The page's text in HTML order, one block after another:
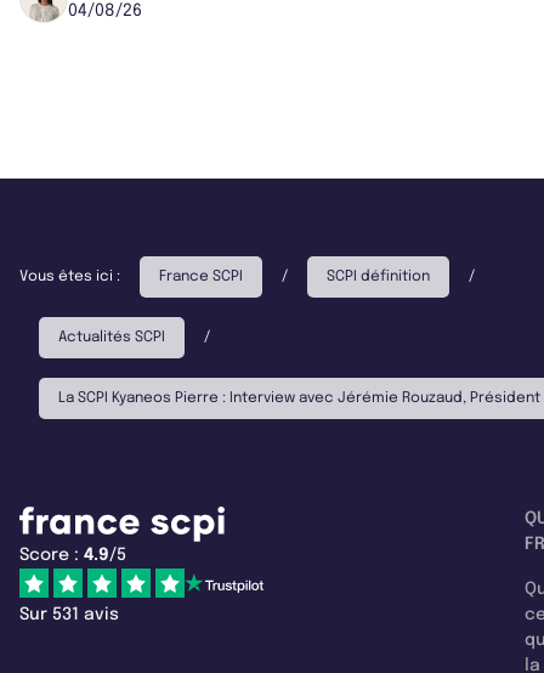
04/08/26
Vous êtes ici : France SCPI / SCPI définition /
Actualités SCPI /
La SCPI Kyaneos Pierre : Interview avec Jérémie Rouzaud, Président
Score : 4.9/5
Sur 531 avis
la